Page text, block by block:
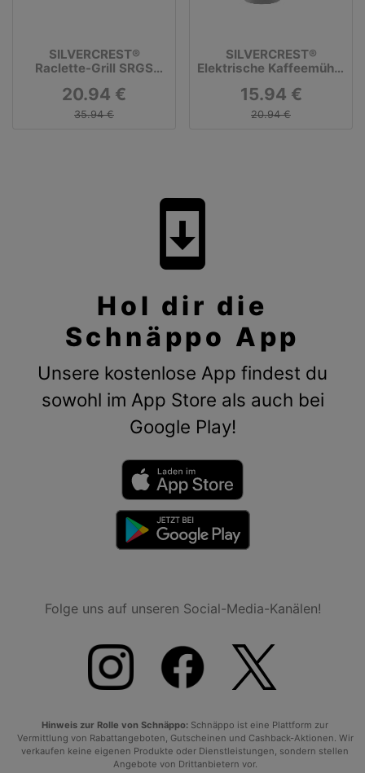
SILVERCREST®
Raclette-Grill SRGS
20.94 €
35.94 €
SILVERCREST®
Elektrische Kaffeemühle
15.94 €
20.94 €
system_update
Hol dir die
Schnäppo App
Unsere kostenlose App findest du
sowohl im App Store als auch bei
Google Play!
Folge uns auf unseren Social-Media-Kanälen!
Hinweis zur Rolle von Schnäppo: Schnäppo ist eine Plattform zur
Vermittlung von Rabattangeboten, Gutscheinen und Cashback-Aktionen. Wir
verkaufen keine eigenen Produkte oder Dienstleistungen, sondern stellen
Angebote von Drittanbietern vor.